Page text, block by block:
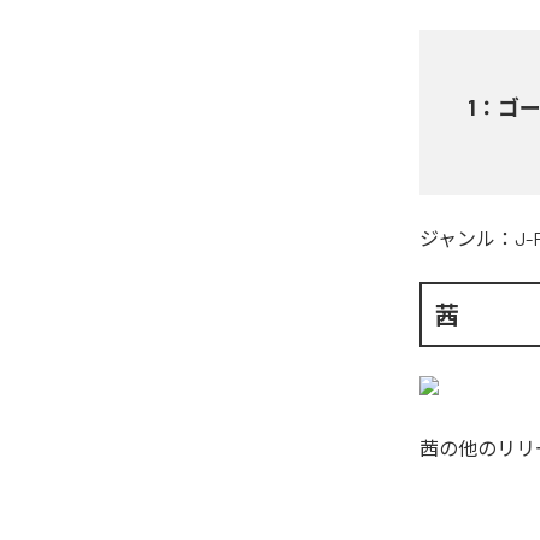
1 ： ゴ
ジャンル： J-
茜
茜の他のリリ